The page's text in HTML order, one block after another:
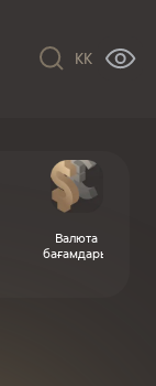
KK
Валюта
бағамдары